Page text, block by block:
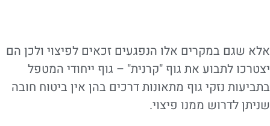
אלא שגם במקרים אלו הנפגעים זכאים לפיצוי ולכן הם
יצטרכו לתבוע את גוף "קרנית" – גוף ייחודי המטפל
בתביעות נזקי גוף מתאונות דרכים בהן אין ביטוח חובה
שניתן לדרוש ממנו פיצוי.